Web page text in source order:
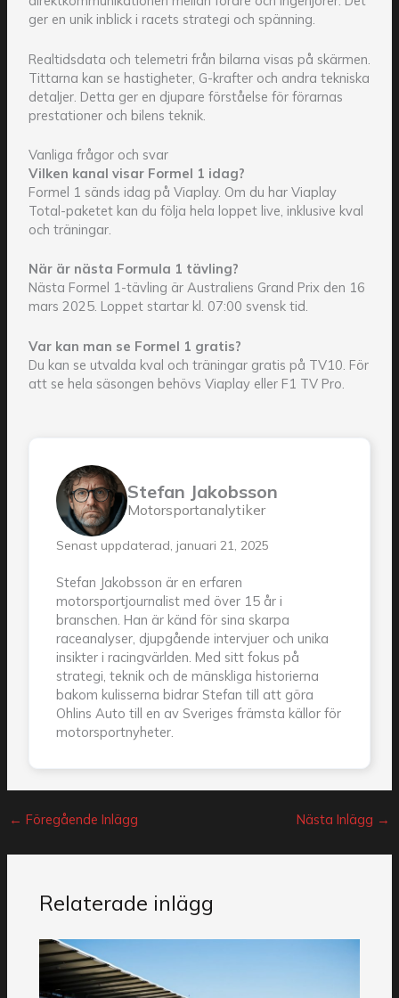
ger en unik inblick i racets strategi och spänning.
Realtidsdata och telemetri från bilarna visas på skärmen.
Tittarna kan se hastigheter, G-krafter och andra tekniska
detaljer. Detta ger en djupare förståelse för förarnas
prestationer och bilens teknik.
Vanliga frågor och svar
Vilken kanal visar Formel 1 idag?
Formel 1 sänds idag på Viaplay. Om du har Viaplay
Total-paketet kan du följa hela loppet live, inklusive kval
och träningar.
När är nästa Formula 1 tävling?
Nästa Formel 1-tävling är Australiens Grand Prix den 16
mars 2025. Loppet startar kl. 07:00 svensk tid.
Var kan man se Formel 1 gratis?
Du kan se utvalda kval och träningar gratis på TV10. För
att se hela säsongen behövs Viaplay eller F1 TV Pro.
Stefan Jakobsson
Motorsportanalytiker
Senast uppdaterad, januari 21, 2025
Stefan Jakobsson är en erfaren
motorsportjournalist med över 15 år i
branschen. Han är känd för sina skarpa
raceanalyser, djupgående intervjuer och unika
insikter i racingvärlden. Med sitt fokus på
strategi, teknik och de mänskliga historierna
bakom kulisserna bidrar Stefan till att göra
Ohlins Auto till en av Sveriges främsta källor för
motorsportnyheter.
← Föregående Inlägg Nästa Inlägg →
Relaterade inlägg